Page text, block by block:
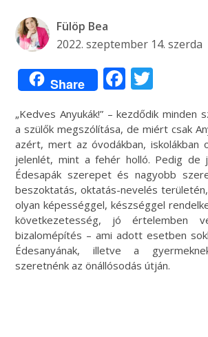
Fülöp Bea
2022. szeptember 14. szerda
Share Facebook
„Kedves Anyukák!” – kezdődik minden
a szülők megszólítása, de miért csak
azért, mert az óvodákban, iskolákban
jelenlét, mint a fehér holló. Pedig de
Édesapák szerepet és nagyobb
beszoktatás, oktatás-nevelés
olyan képességgel, készséggel
következetesség, jó értelemben
bizalomépítés – ami adott esetben
Édesanyának, illetve a
szeretnénk az önállósodás útján.